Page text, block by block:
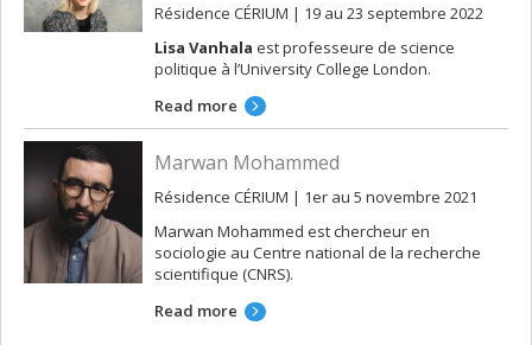
Résidence CÉRIUM | 19 au 23 septembre 2022
Lisa Vanhala est professeure de science
politique à l’University College London.
Read more
Marwan Mohammed
Résidence CÉRIUM | 1er au 5 novembre 2021
Marwan Mohammed est chercheur en
sociologie au Centre national de la recherche
scientifique (CNRS).
Read more